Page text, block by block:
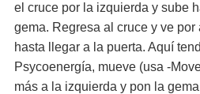
el cruce por la izquierda y sube
gema. Regresa al cruce y ve
hasta llegar a la puerta. Aquí
Psycoenergía, mueve (usa -
más a la izquierda y pon la